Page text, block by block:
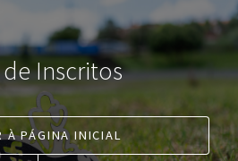
Inscritos
À PÁGINA INICIAL